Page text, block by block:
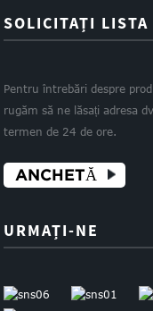
SOLICITAȚI LISTA
Pentru întrebări despre
rugăm să ne lăsați adresa
termen de 24 de ore.
ANCHETĂ
URMAȚI-NE